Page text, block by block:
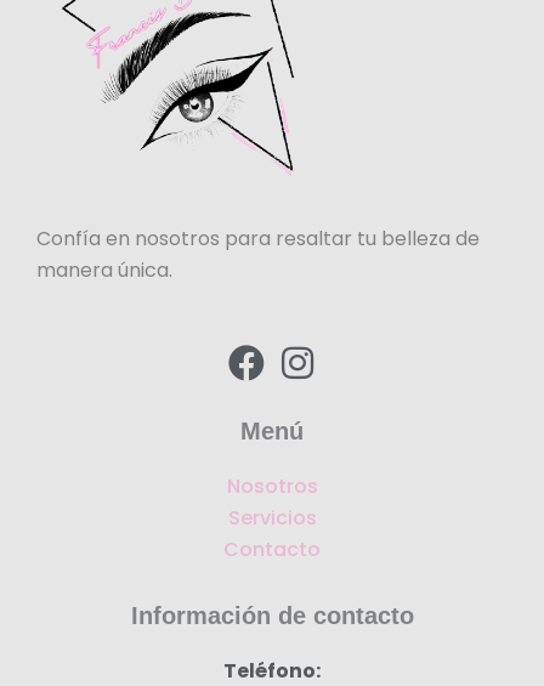
Confía en nosotros para resaltar tu belleza de
manera única.
F
a
c
e
b
o
k
I
s
t
a
g
a
m
Menú
Nosotros
Servicios
Contacto
Información de contacto
Teléfono: